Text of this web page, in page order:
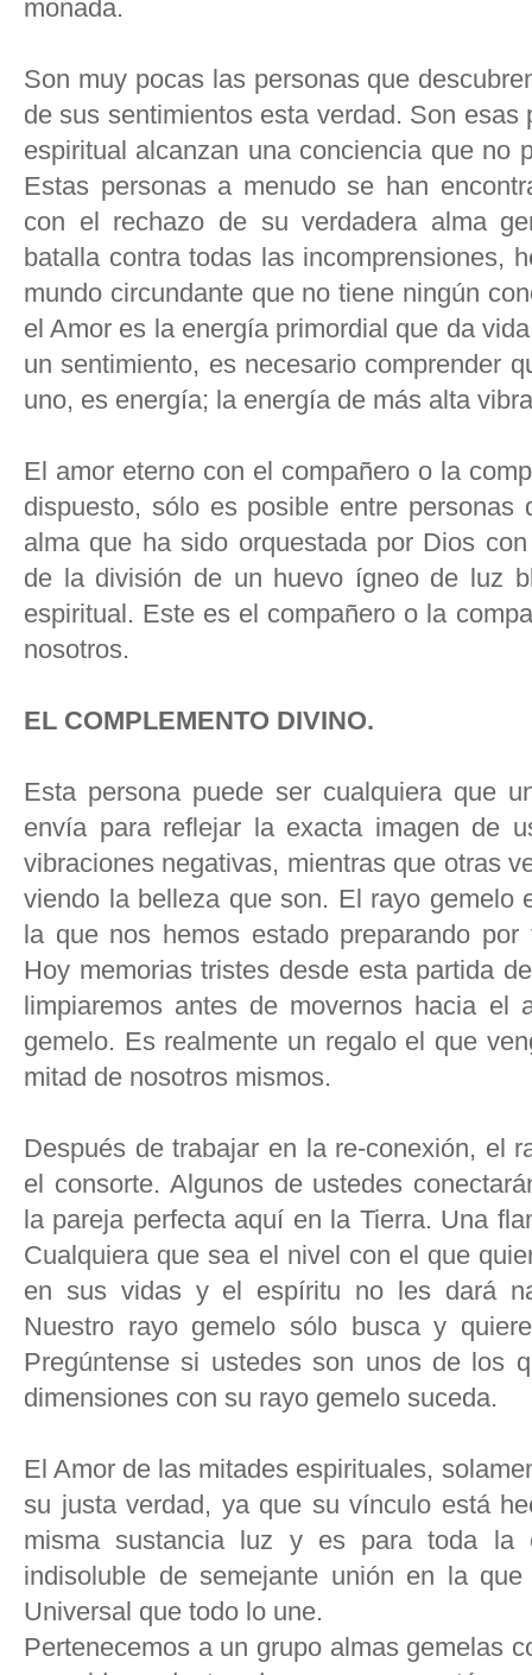
monada.
Son muy pocas las personas que
de sus sentimientos esta verdad. Son
espiritual alcanzan una conciencia que no
Estas personas a menudo se han
con el rechazo de su verdadera alma
batalla contra todas las incomprensiones,
mundo circundante que no tiene ningún
el Amor es la energía primordial que da
un sentimiento, es necesario comprender
uno, es energía; la energía de más alta
El amor eterno con el compañero o la
dispuesto, sólo es posible entre
alma que ha sido orquestada por Dios
de la división de un huevo ígneo de luz
espiritual. Este es el compañero o la
nosotros.
EL COMPLEMENTO DIVINO.
Esta persona puede ser cualquiera que
envía para reflejar la exacta imagen de
vibraciones negativas, mientras que otras
viendo la belleza que son. El rayo gemelo
la que nos hemos estado preparando
Hoy memorias tristes desde esta partida
limpiaremos antes de movernos hacia el
gemelo. Es realmente un regalo el que
mitad de nosotros mismos.
Después de trabajar en la re-conexión, el
el consorte. Algunos de ustedes
la pareja perfecta aquí en la Tierra. Una
Cualquiera que sea el nivel con el que
en sus vidas y el espíritu no les dará
Nuestro rayo gemelo sólo busca y
Pregúntense si ustedes son unos de los
dimensiones con su rayo gemelo suceda.
El Amor de las mitades espirituales,
su justa verdad, ya que su vínculo está
misma sustancia luz y es para toda la
indisoluble de semejante unión en la
Universal que todo lo une.
Pertenecemos a un grupo almas gemelas